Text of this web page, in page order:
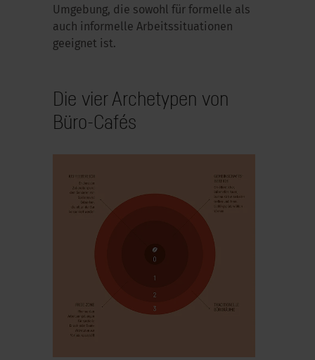
Umgebung, die sowohl für formelle als
auch informelle Arbeitssituationen
geeignet ist.
Die vier Archetypen von
Büro-Cafés